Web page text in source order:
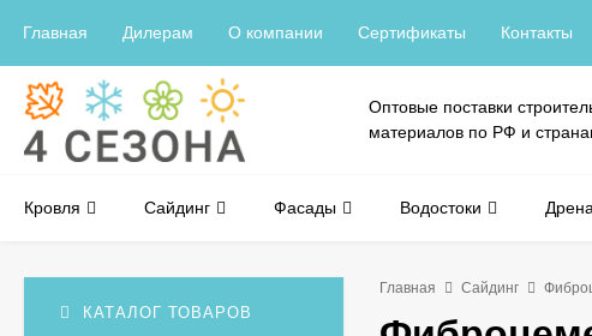
Главная Дилерам О компании Сертификаты Контакты
Оптовые поставки
материалов по РФ и
Кровля Сайдинг Фасады Водостоки
Главная Сайдинг
КАТАЛОГ ТОВАРОВ